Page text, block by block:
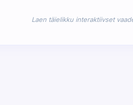
Laen täielikku interaktiivset